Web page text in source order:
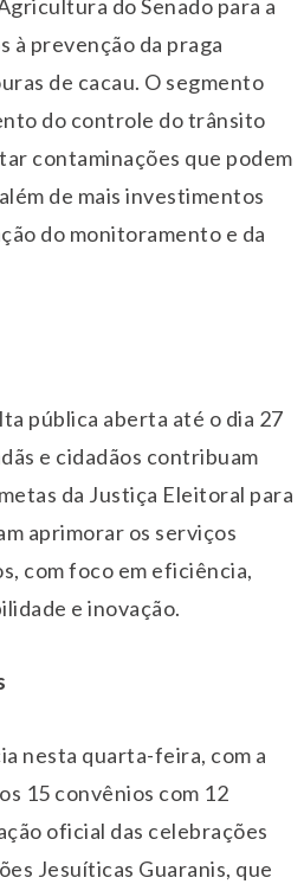
do Senado para a
à prevenção da praga
de cacau. O segmento
do controle do trânsito
contaminações que podem
de mais investimentos
do monitoramento e da
pública aberta até o dia 27
e cidadãos contribuam
da Justiça Eleitoral para
aprimorar os serviços
com foco em eficiência,
e inovação.
nesta quarta-feira, com a
15 convênios com 12
oficial das celebrações
Jesuíticas Guaranis, que